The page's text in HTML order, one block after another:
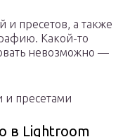
и пресетов, а также
Какой-то
невозможно —
и пресетами
в Lightroom